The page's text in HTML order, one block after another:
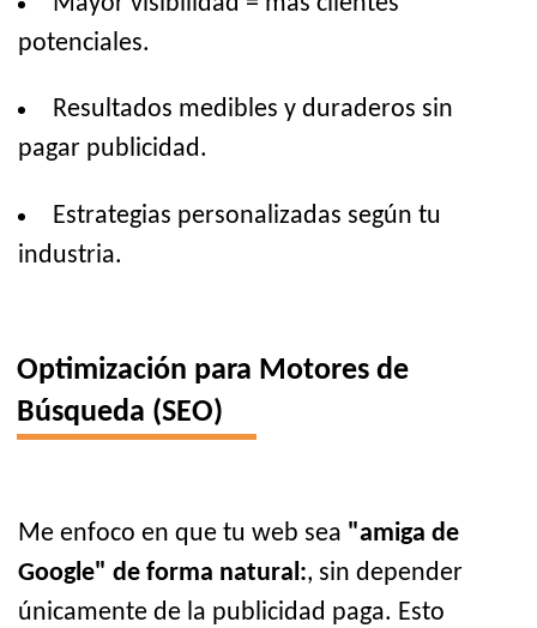
potenciales.
Resultados medibles y duraderos sin
pagar publicidad.
Estrategias personalizadas según tu
industria.
Optimización para Motores de
Búsqueda (SEO)
Me enfoco en que tu web sea "amiga de
Google" de forma natural:, sin depender
únicamente de la publicidad paga. Esto